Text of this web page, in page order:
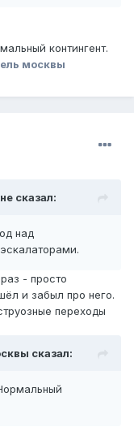
контингент.
москвы
сказал:
над
- просто
и забыл про него.
переходы
сказал: